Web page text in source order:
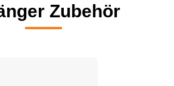
Zubehör